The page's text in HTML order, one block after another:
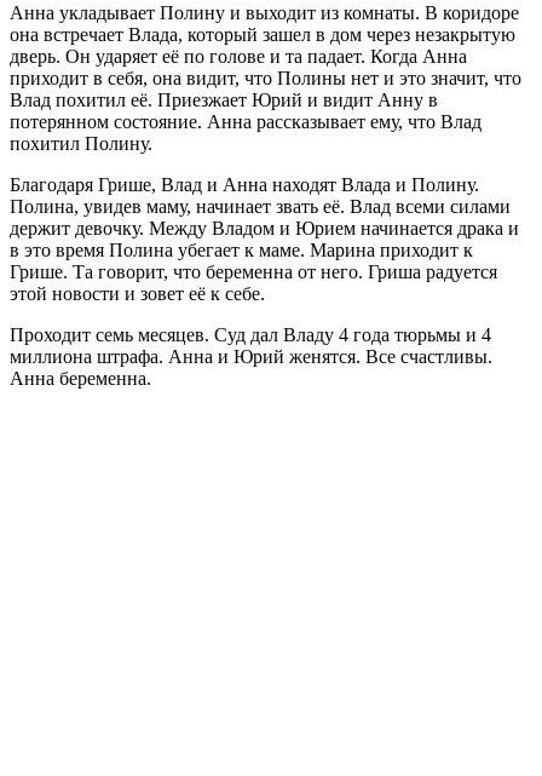
Анна укладывает Полину и выходит из комнаты. В коридоре
она встречает Влада, который зашел в дом через незакрытую
дверь. Он ударяет её по голове и та падает. Когда Анна
приходит в себя, она видит, что Полины нет и это значит, что
Влад похитил её. Приезжает Юрий и видит Анну в
потерянном состояние. Анна рассказывает ему, что Влад
похитил Полину.
Благодаря Грише, Влад и Анна находят Влада и Полину.
Полина, увидев маму, начинает звать её. Влад всеми силами
держит девочку. Между Владом и Юрием начинается драка и
в это время Полина убегает к маме. Марина приходит к
Грише. Та говорит, что беременна от него. Гриша радуется
этой новости и зовет её к себе.
Проходит семь месяцев. Суд дал Владу 4 года тюрьмы и 4
миллиона штрафа. Анна и Юрий женятся. Все счастливы.
Анна беременна.